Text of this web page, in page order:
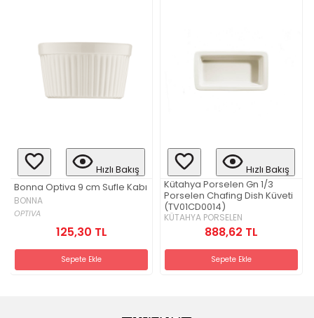
Hızlı Bakış
Bonna Optiva 9 cm Sufle Kabı
BONNA
OPTIVA
125,30 TL
Sepete Ekle
Hızlı Bakış
Kütahya Porselen Gn 1/3
Porselen Chafing Dish Küveti
(TV01CD0014)
KÜTAHYA PORSELEN
888,62 TL
Sepete Ekle